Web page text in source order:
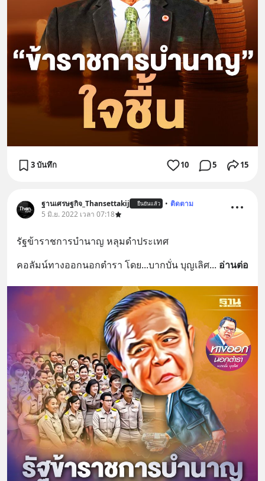
3 บันทึก 10 5 15
ฐานเศรษฐกิจ_Thansettakij ยืนยันแล้ว • ติดตาม
5 มิ.ย. 2022 เวลา 07:18
รัฐข้าราชการบำนาญ หลุมดำประเทศ
คอลัมน์ทางออกนอกตำรา โดย...บากบั่น บุญเลิศ... อ่านต่อ